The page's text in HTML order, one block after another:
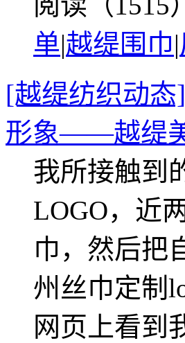
单|越缇围巾|
[越缇纺织动
形象——越缇
我所接触到
LOGO，近
巾，然后把
州丝巾定制
网页上看到